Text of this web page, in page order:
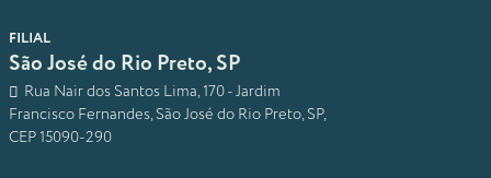
FILIAL
São José do Rio Preto, SP
Rua Nair dos Santos Lima, 170 - Jardim
Francisco Fernandes, São José do Rio Preto, SP,
CEP 15090-290